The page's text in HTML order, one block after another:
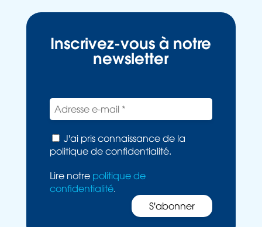
Inscrivez-vous à notre
newsletter
J'ai pris connaissance de la
politique de confidentialité.
Lire notre politique de
confidentialité.